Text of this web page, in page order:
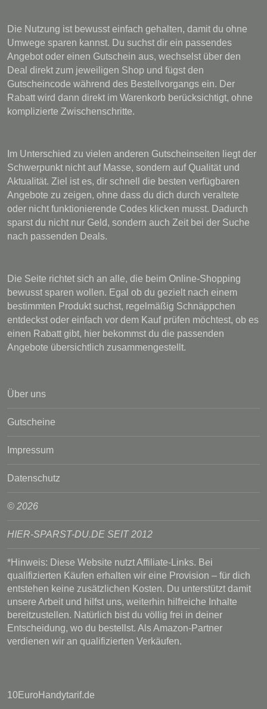
Die Nutzung ist bewusst einfach gehalten, damit du ohne
Umwege sparen kannst. Du suchst dir ein passendes
Angebot oder einen Gutschein aus, wechselst über den
Deal direkt zum jeweiligen Shop und fügst den
Gutscheincode während des Bestellvorgangs ein. Der
Rabatt wird dann direkt im Warenkorb berücksichtigt, ohne
komplizierte Zwischenschritte.
Im Unterschied zu vielen anderen Gutscheinseiten liegt der
Schwerpunkt nicht auf Masse, sondern auf Qualität und
Aktualität. Ziel ist es, dir schnell die besten verfügbaren
Angebote zu zeigen, ohne dass du dich durch veraltete
oder nicht funktionierende Codes klicken musst. Dadurch
sparst du nicht nur Geld, sondern auch Zeit bei der Suche
nach passenden Deals.
Die Seite richtet sich an alle, die beim Online-Shopping
bewusst sparen wollen. Egal ob du gezielt nach einem
bestimmten Produkt suchst, regelmäßig Schnäppchen
entdeckst oder einfach vor dem Kauf prüfen möchtest, ob es
einen Rabatt gibt, hier bekommst du die passenden
Angebote übersichtlich zusammengestellt.
Über uns
Gutscheine
Impressum
Datenschutz
© 2026
HIER-SPARST-DU.DE SEIT 2012
*Hinweis: Diese Website nutzt Affiliate-Links. Bei
qualifizierten Käufen erhalten wir eine Provision – für dich
entstehen keine zusätzlichen Kosten. Du unterstützt damit
unsere Arbeit und hilfst uns, weiterhin hilfreiche Inhalte
bereitzustellen. Natürlich bist du völlig frei in deiner
Entscheidung, wo du bestellst. Als Amazon-Partner
verdienen wir an qualifizierten Verkäufen.
10EuroHandytarif.de